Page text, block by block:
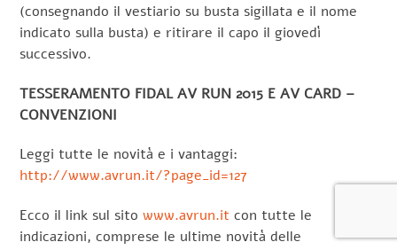
(consegnando il vestiario su busta sigillata e il nome
indicato sulla busta) e ritirare il capo il giovedì
successivo.
TESSERAMENTO FIDAL AV RUN 2015 E AV CARD –
CONVENZIONI
Leggi tutte le novità e i vantaggi:
http://www.avrun.it/?page_id=127
Ecco il link sul sitowww.avrun.it con tutte le
indicazioni, comprese le ultime novità delle